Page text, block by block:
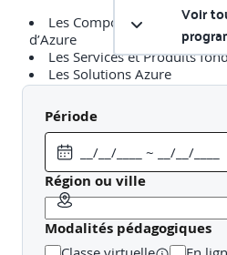
Les Composants
d’Azure
Les Services et Produits
Les Solutions Azure
Les Outils de gestion Azure
Module 3 : Sécurité,
Sécurisation de la
Les Services fondamentaux
Les Outils de sécurité dans
La Gouvernance des
Voir
Période
Région ou ville
Modalités pédagogiques